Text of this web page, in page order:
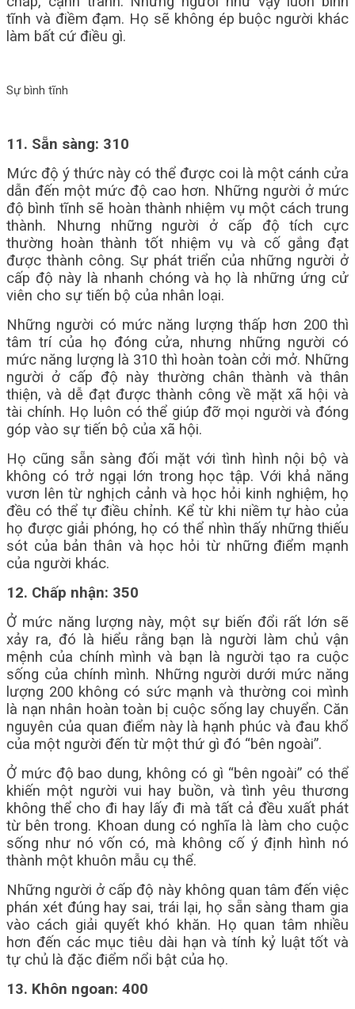
tĩnh và điềm đạm. Họ sẽ không ép buộc người khác
làm bất cứ điều gì.
Sự bình tĩnh
11. Sẵn sàng: 310
Mức độ ý thức này có thể được coi là một cánh cửa
dẫn đến một mức độ cao hơn. Những người ở mức
độ bình tĩnh sẽ hoàn thành nhiệm vụ một cách trung
thành. Nhưng những người ở cấp độ tích cực
thường hoàn thành tốt nhiệm vụ và cố gắng đạt
được thành công. Sự phát triển của những người ở
cấp độ này là nhanh chóng và họ là những ứng cử
viên cho sự tiến bộ của nhân loại.
Những người có mức năng lượng thấp hơn 200 thì
tâm trí của họ đóng cửa, nhưng những người có
mức năng lượng là 310 thì hoàn toàn cởi mở. Những
người ở cấp độ này thường chân thành và thân
thiện, và dễ đạt được thành công về mặt xã hội và
tài chính. Họ luôn có thể giúp đỡ mọi người và đóng
góp vào sự tiến bộ của xã hội.
Họ cũng sẵn sàng đối mặt với tình hình nội bộ và
không có trở ngại lớn trong học tập. Với khả năng
vươn lên từ nghịch cảnh và học hỏi kinh nghiệm, họ
đều có thể tự điều chỉnh. Kể từ khi niềm tự hào của
họ được giải phóng, họ có thể nhìn thấy những thiếu
sót của bản thân và học hỏi từ những điểm mạnh
của người khác.
12. Chấp nhận: 350
Ở mức năng lượng này, một sự biến đổi rất lớn sẽ
xảy ra, đó là hiểu rằng bạn là người làm chủ vận
mệnh của chính mình và bạn là người tạo ra cuộc
sống của chính mình. Những người dưới mức năng
lượng 200 không có sức mạnh và thường coi mình
là nạn nhân hoàn toàn bị cuộc sống lay chuyển. Căn
nguyên của quan điểm này là hạnh phúc và đau khổ
của một người đến từ một thứ gì đó “bên ngoài”.
Ở mức độ bao dung, không có gì “bên ngoài” có thể
khiến một người vui hay buồn, và tình yêu thương
không thể cho đi hay lấy đi mà tất cả đều xuất phát
từ bên trong. Khoan dung có nghĩa là làm cho cuộc
sống như nó vốn có, mà không cố ý định hình nó
thành một khuôn mẫu cụ thể.
Những người ở cấp độ này không quan tâm đến việc
phán xét đúng hay sai, trái lại, họ sẵn sàng tham gia
vào cách giải quyết khó khăn. Họ quan tâm nhiều
hơn đến các mục tiêu dài hạn và tính kỷ luật tốt và
tự chủ là đặc điểm nổi bật của họ.
13. Khôn ngoan: 400